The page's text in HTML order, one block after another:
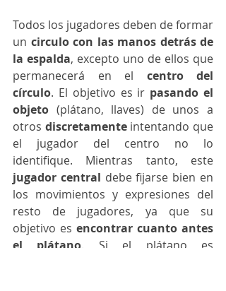
Todos los jugadores deben de formar
un circulo con las manos detrás de
la espalda, excepto uno de ellos que
permanecerá en el centro del
círculo. El objetivo es ir pasando el
objeto (plátano, llaves) de unos a
otros discretamente intentando que
el jugador del centro no lo
jugador central debe fijarse bien en
los movimientos y expresiones del
resto de jugadores, ya que su
objetivo es encontrar cuanto antes
el plátano . Si el plátano es